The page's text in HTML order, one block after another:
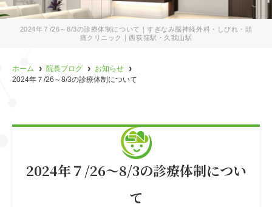
2024年７/26～8/3の診療体制について｜すぎなみ脳神経外科・しびれ・頭
痛クリニック｜西荻窪駅・久我山駅
ホーム 院長ブログ
お知らせ
2024年７/26～8/3の診療体制について
2024年７/26～8/3の診療体制につい
て